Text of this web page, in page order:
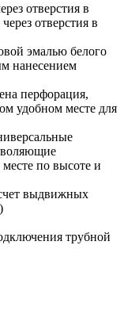
отверстия в
отверстия в
эмалью белого
нанесением
перфорация,
удобном месте для
по высоте и
выдвижных
трубной